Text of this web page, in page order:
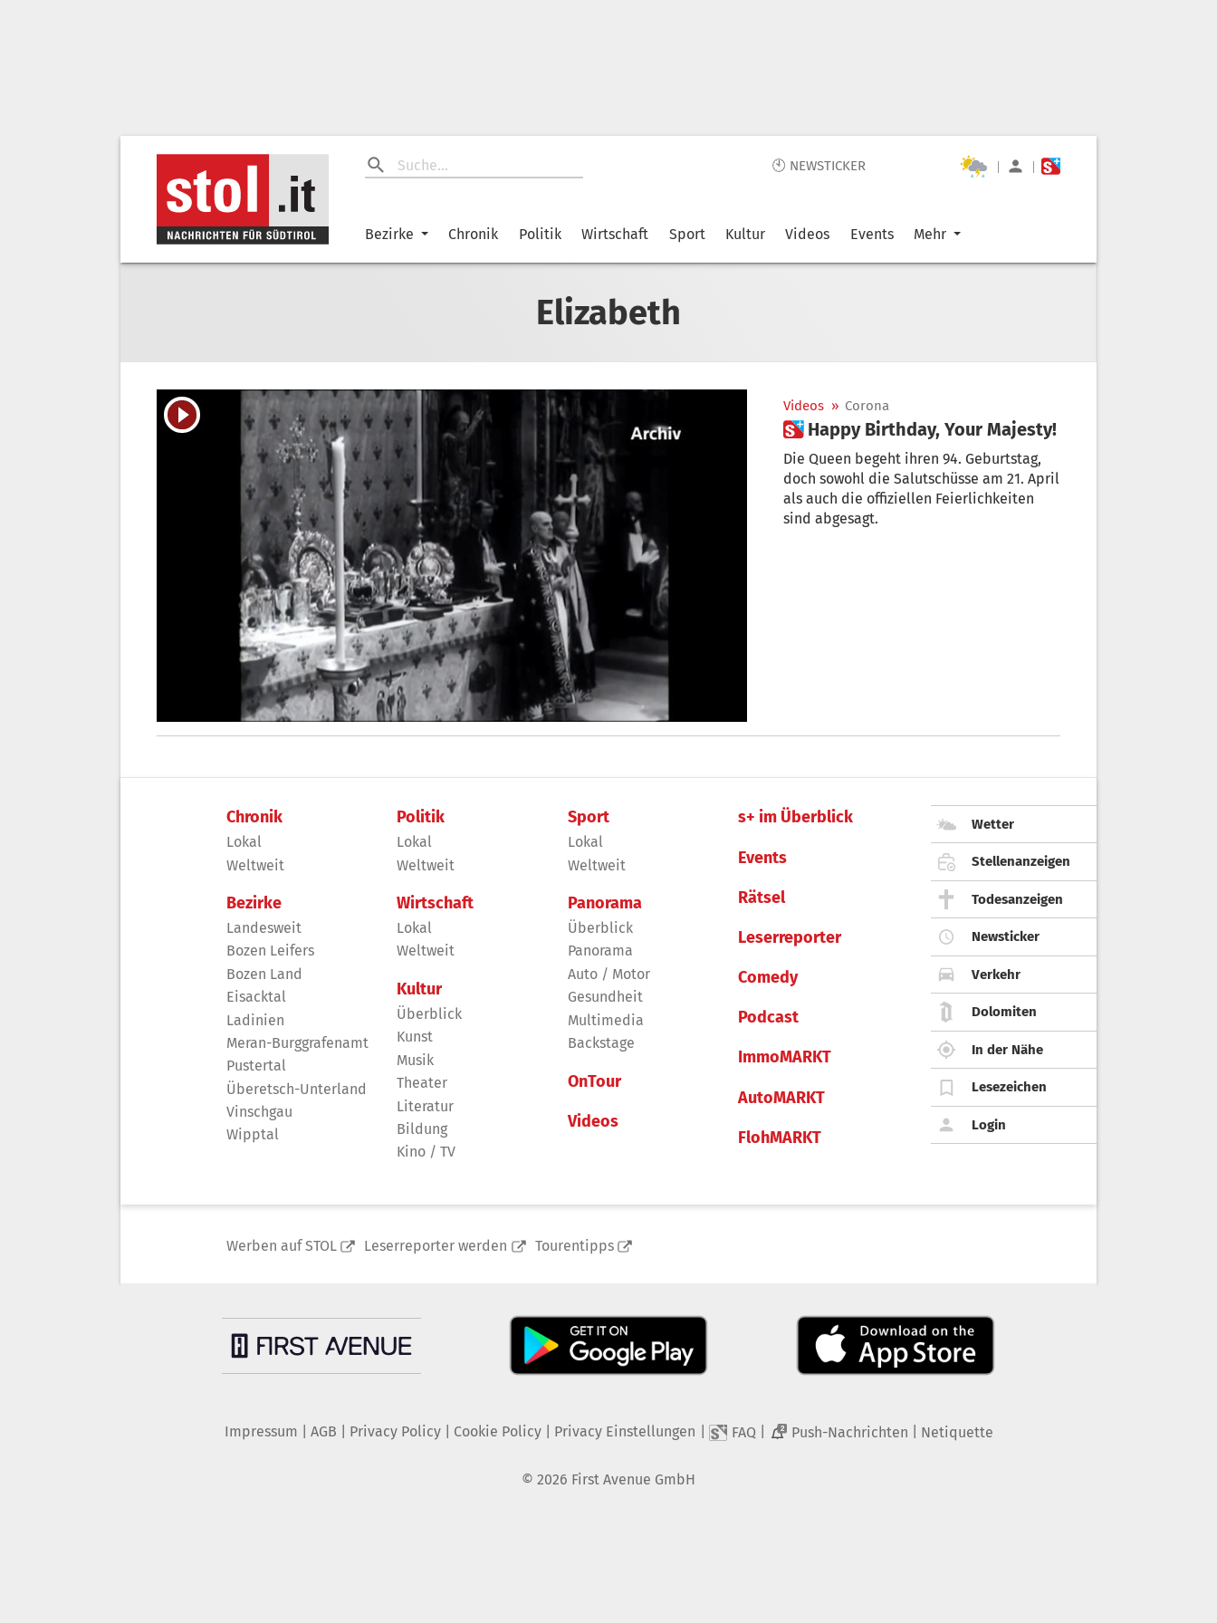
🕙 NEWSTICKER | |
Bezirke Chronik Politik Wirtschaft Sport Kultur Videos Events Mehr
Elizabeth
Videos » Corona
 Happy Birthday, Your Majesty!
Die Queen begeht ihren 94. Geburtstag,
doch sowohl die Salutschüsse am 21. April
als auch die offiziellen Feierlichkeiten
sind abgesagt.
Chronik
Lokal
Weltweit
Bezirke
Landesweit
Bozen Leifers
Bozen Land
Eisacktal
Ladinien
Meran-Burggrafenamt
Pustertal
Überetsch-Unterland
Vinschgau
Wipptal
Politik
Lokal
Weltweit
Wirtschaft
Lokal
Weltweit
Kultur
Überblick
Kunst
Musik
Theater
Literatur
Bildung
Kino / TV
Sport
Lokal
Weltweit
Panorama
Überblick
Panorama
Auto / Motor
Gesundheit
Multimedia
Backstage
OnTour
Videos
s+ im Überblick
Events
Rätsel
Leserreporter
Comedy
Podcast
ImmoMARKT
AutoMARKT
FlohMARKT
Wetter
Stellenanzeigen
Todesanzeigen
Newsticker
Verkehr
Dolomiten
In der Nähe
Lesezeichen
Login
Werben auf STOL Leserreporter werden Tourentipps
Impressum AGB Privacy Policy| Cookie Policy| Privacy Einstellungen FAQ 2 Push-Nachrichten Netiquette
© 2026 First Avenue GmbH